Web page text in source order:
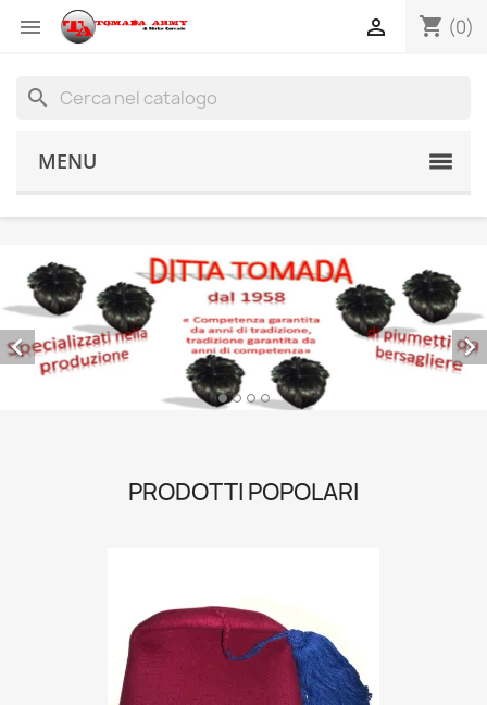
 shopping_cart (0)

search
MENU
TOMADA PIUMETTI DAL 1958
 
PRODOTTI POPOLARI